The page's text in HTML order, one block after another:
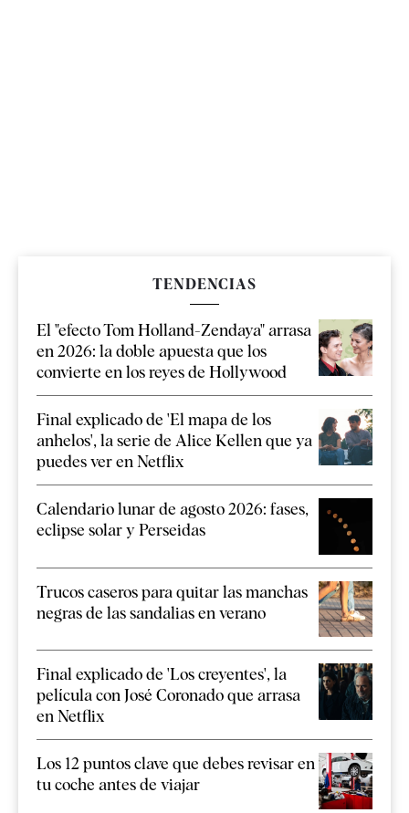
TENDENCIAS
El "efecto Tom Holland-Zendaya" arrasa
en 2026: la doble apuesta que los
convierte en los reyes de Hollywood
Final explicado de 'El mapa de los
anhelos', la serie de Alice Kellen que ya
puedes ver en Netflix
Calendario lunar de agosto 2026: fases,
eclipse solar y Perseidas
Trucos caseros para quitar las manchas
negras de las sandalias en verano
Final explicado de 'Los creyentes', la
película con José Coronado que arrasa
en Netflix
Los 12 puntos clave que debes revisar en
tu coche antes de viajar